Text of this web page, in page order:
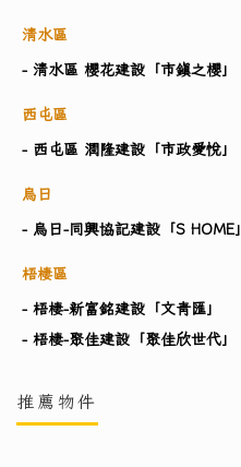
清水區
- 清水區 櫻花建設「市鎮之櫻」
西屯區
- 西屯區 潤隆建設「市政愛悅」
烏日
- 烏日-同興協記建設「S HOME」
梧棲區
- 梧棲-新富銘建設「文青匯」
- 梧棲-聚佳建設「聚佳欣世代」
推薦物件